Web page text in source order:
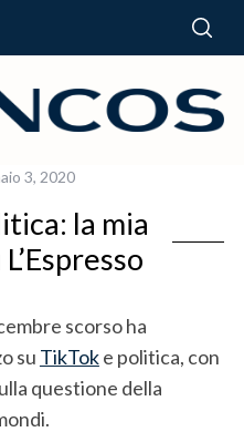
3, 2020
la mia
scorso ha
su TikToke politica, con
questione della